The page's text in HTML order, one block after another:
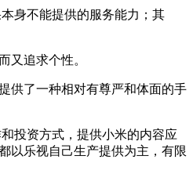
身不能提供的服务能力；其
又追求个性。
供了一种相对有尊严和体面的手
投资方式，提供小米的内容应
以乐视自己生产提供为主，有限